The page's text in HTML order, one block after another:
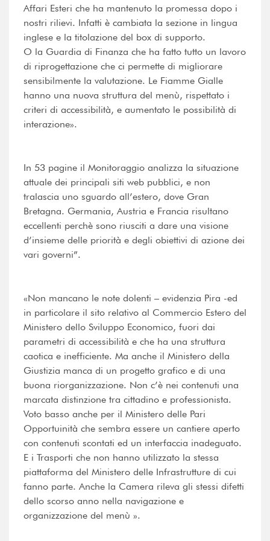
Affari Esteri che ha mantenuto la promessa dopo i
nostri rilievi. Infatti è cambiata la sezione in lingua
inglese e la titolazione del box di supporto.
O la Guardia di Finanza che ha fatto tutto un lavoro
di riprogettazione che ci permette di migliorare
sensibilmente la valutazione. Le Fiamme Gialle
hanno una nuova struttura del menù, rispettato i
criteri di accessibilità, e aumentato le possibilità di
interazione».
In 53 pagine il Monitoraggio analizza la situazione
attuale dei principali siti web pubblici, e non
tralascia uno sguardo all’estero, dove Gran
Bretagna. Germania, Austria e Francia risultano
eccellenti perchè sono riusciti a dare una visione
d’insieme delle priorità e degli obiettivi di azione dei
vari governi”.
«Non mancano le note dolenti – evidenzia Pira -ed
in particolare il sito relativo al Commercio Estero del
Ministero dello Sviluppo Economico, fuori dai
parametri di accessibilità e che ha una struttura
caotica e inefficiente. Ma anche il Ministero della
Giustizia manca di un progetto grafico e di una
buona riorganizzazione. Non c’è nei contenuti una
marcata distinzione tra cittadino e professionista.
Voto basso anche per il Ministero delle Pari
Opportuinità che sembra essere un cantiere aperto
con contenuti scontati ed un interfaccia inadeguato.
E i Trasporti che non hanno utilizzato la stessa
piattaforma del Ministero delle Infrastrutture di cui
fanno parte. Anche la Camera rileva gli stessi difetti
dello scorso anno nella navigazione e
organizzazione del menù ».